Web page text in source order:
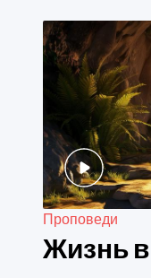
Проповеди
Жизнь